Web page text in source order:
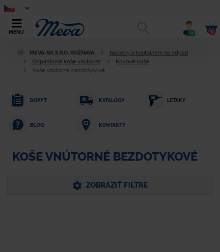
MENU 0 0
MEVA-SK S.R.O. ROŽŇAVA
Nádoby a kontajnery na odpad
Odpadkové koše vnútorné
Kovové koše
Koše vnútorné bezdotykové
DOPYT KATALÓGY LETÁKY
BLOG KONTAKTY
KOŠE VNÚTORNÉ BEZDOTYKOVÉ
ZOBRAZIŤ FILTRE